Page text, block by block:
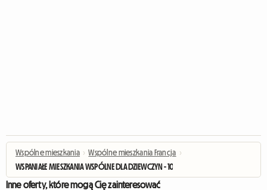
Wspólne mieszkania › Wspólne mieszkania Francja ›
WSPANIAŁE MIESZKANIA WSPÓLNE DLA DZIEWCZYN - 10 MIN OD UCZELNI/DIJON -
Inne oferty, które mogą Cię zainteresować